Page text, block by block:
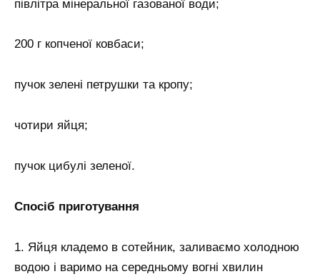
півлітра мінеральної газованої води;
200 г копченої ковбаси;
пучок зелені петрушки та кропу;
чотири яйця;
пучок цибулі зеленої.
Спосіб приготування
1. Яйця кладемо в сотейник, заливаємо холодною
водою і варимо на середньому вогні хвилин